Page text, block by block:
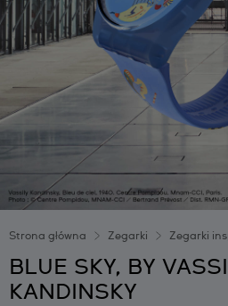
Strona główna Zegarki Zegarki
BLUE SKY, BY
KANDINSKY